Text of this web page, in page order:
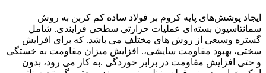
ایجاد پوشش‌های پایه کروم بر فولاد ساده کم کربن به روش
سمانتاسیون بسته‌ای عملیات حرارتی سطحی فرایندی. شامل
گستره وسیعی از روش های مختلف می باشد. که برای افزایش
سختی، بهبود مقاومت سایشی،. افزایش میزان مقاومت به خستگی
و حتی افزایش مقاومت در برابر خوردگی .به کار می رود، بدون